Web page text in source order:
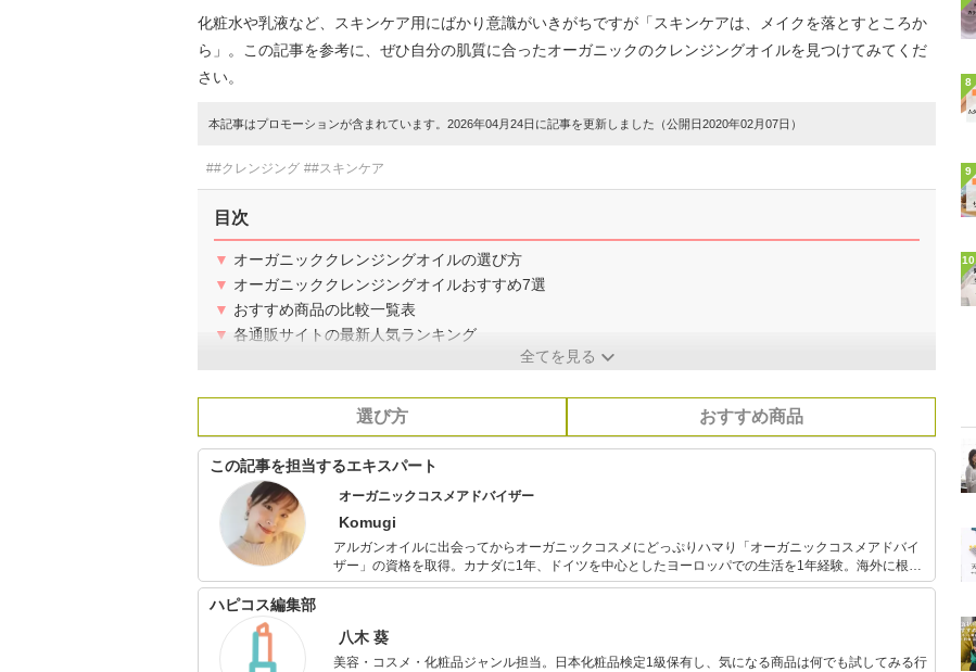
化粧水や乳液など、スキンケア用にばかり意識がいきがちですが「スキンケアは、メイクを落とすところか
ら」。この記事を参考に、ぜひ自分の肌質に合ったオーガニックのクレンジングオイルを見つけてみてくだ
さい。
本記事はプロモーションが含まれています。2026年04月24日に記事を更新しました（公開日2020年02月07日）
##クレンジング ##スキンケア
目次
▼ オーガニッククレンジングオイルの選び方
▼ オーガニッククレンジングオイルおすすめ7選
▼ おすすめ商品の比較一覧表
▼ 各通販サイトの最新人気ランキング
全てを見る
選び方 おすすめ商品
この記事を担当するエキスパート
オーガニックコスメアドバイザー
Komugi
アルガンオイルに出会ってからオーガニックコスメにどっぷりハマり「オーガニックコスメアドバイ
ザー」の資格を取得。カナダに1年、ドイツを中心としたヨーロッパでの生活を1年経験。海外に根付
く自然療法に感動してから、ハーブやフラワーエッセンス、オーガニックコスメについて勉強中。自
ハピコス編集部
八木 葵
美容・コスメ・化粧品ジャンル担当。日本化粧品検定1級保有し、気になる商品は何でも試してみる行
8
9
10